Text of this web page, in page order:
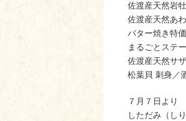
佐渡産天然岩
佐渡産天然あ
バター焼き特
まるごとステ
佐渡産天然サ
松葉貝 刺身／
７月７日より
しただみ（し